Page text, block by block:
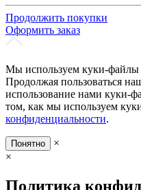
Продолжить покупки
Оформить заказ
Мы используем куки-файлы
Продолжая пользоваться
использование нами куки-
том, как мы используем
конфиденциальности.
Понятно
×
×
Политика